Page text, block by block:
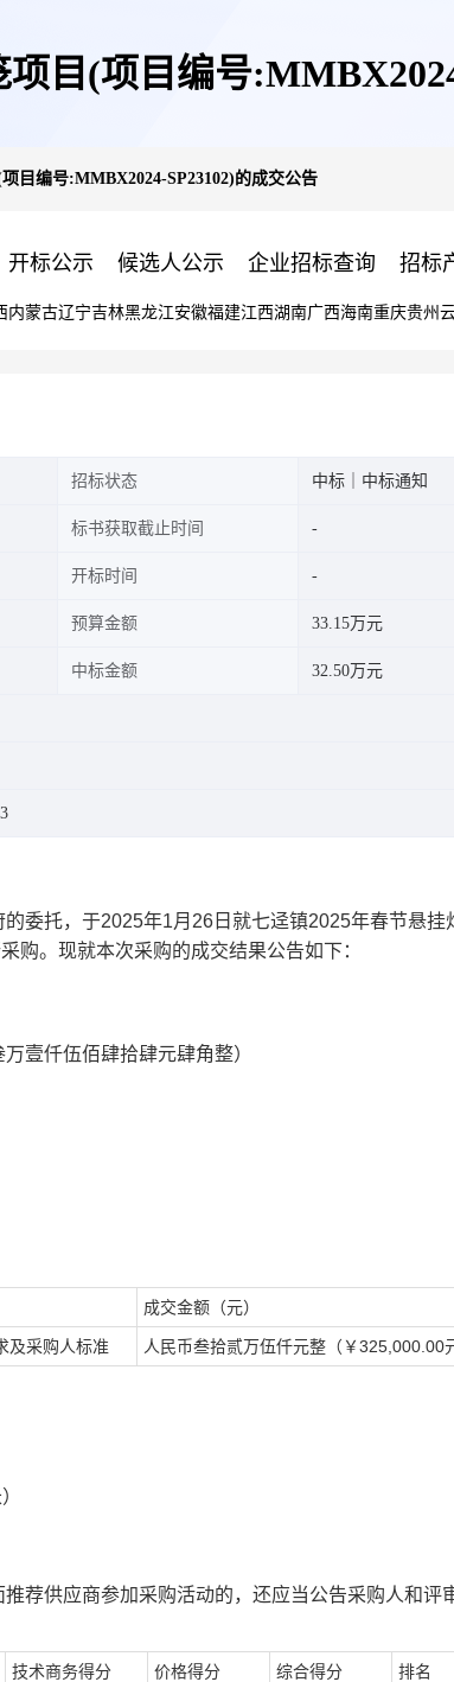
目(项目编号
目编号:MMBX2024-SP23102)的成交公告
开标公示 候选人公示 企业招标查询 招标
内蒙古辽宁吉林黑龙江安徽福建江西湖南广西海南重庆贵州
招标状态 中标｜中标通知
标书获取截止时间
开标时间
预算金额 33.15万元
中标金额 32.50万元
的委托，于2025年1月 26 日 就七迳镇2025年春节悬挂
购。现就本次采购的成交结果公告如下：
壹仟伍佰肆拾肆元肆角整）
成交金额（元）
及采购人标准 人民币叁拾贰万伍仟元整 （￥325,000.00
推荐供应商参加采购活动的，还应当公告采购人和评
技术商务得分 价格得分 综合得分 排名